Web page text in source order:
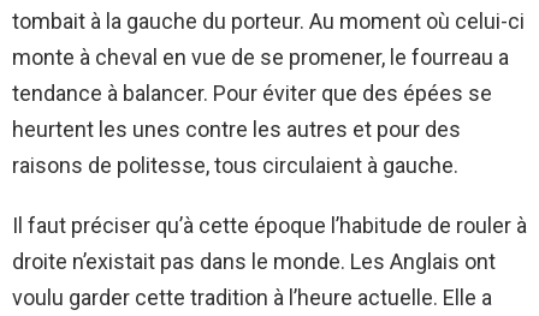
tombait à la gauche du porteur. Au moment où celui-ci
monte à cheval en vue de se promener, le fourreau a
tendance à balancer. Pour éviter que des épées se
heurtent les unes contre les autres et pour des
raisons de politesse, tous circulaient à gauche.
Il faut préciser qu’à cette époque l’habitude de rouler à
droite n’existait pas dans le monde. Les Anglais ont
voulu garder cette tradition à l’heure actuelle. Elle a